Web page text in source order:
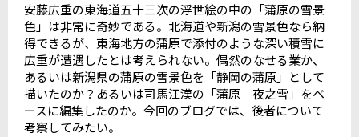
安藤広重の東海道五十三次の浮世絵の中の「蒲原の雪景
色」は非常に奇妙である。北海道や新潟の雪景色なら納
得できるが、東海地方の蒲原で添付のような深い積雪に
広重が遭遇したとは考えられない。偶然のなせる業か、
あるいは新潟県の蒲原の雪景色を「静岡の蒲原」として
描いたのか？あるいは司馬江漢の「蒲原 夜之雪」をベ
ースに編集したのか。今回のブログでは、後者について
考察してみたい。